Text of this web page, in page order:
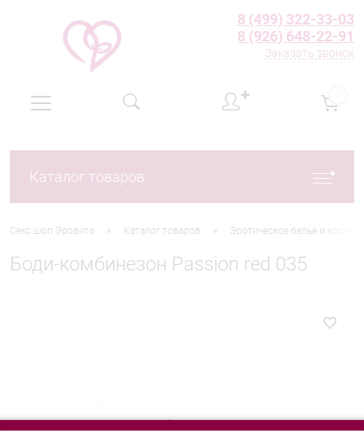
8 (499) 322-33-03
8 (926) 648-22-91
Заказать звонок
✚
Каталог товаров
Секс шоп Эровита Каталог товаров Эротическое белье и
Боди-комбинезон Passion red 035